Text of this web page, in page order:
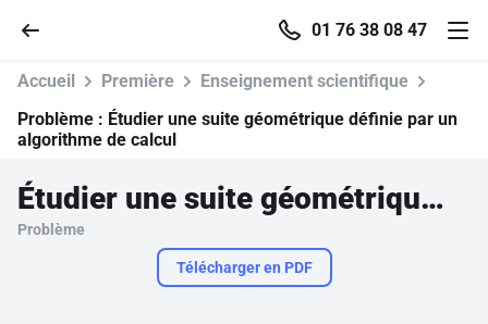
01 76 38 08 47
Parcourir
Accueil Première
Enseignement scientifique
Problème : Étudier une suite géométrique définie par un
algorithme de calcul
Étudier une suite géométrique définie par un algorithme de calcul
Problème
Télécharger en PDF